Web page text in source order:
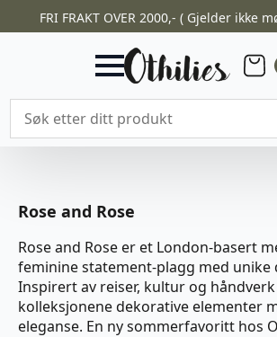
FRI FRAKT OVER 2000,- ( Gjelder ikke
Rose and Rose
Rose and Rose er et London-basert
feminine statement‑plagg med unike
Inspirert av reiser, kultur og
kolleksjonene dekorative elementer
eleganse. En ny sommerfavoritt hos